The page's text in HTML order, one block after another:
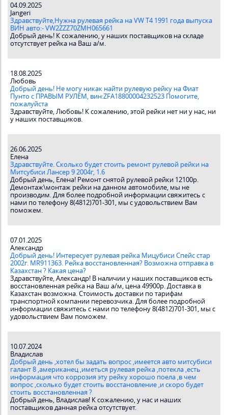
04.09.2025
Jangeri
Здравствуйте,Нужна рулевая рейка на VW T4 1991 года выпуска
ВИН авто:- VW2ZZZ70ZMH065661
Добрый день! К сожалению, у наших поставщиков на складе
отсутствует рейка на Ваш а/м.
18.08.2025
Любовь
Добрый день! Не могу никак найти рулевую рейку на Фиат
Пунто с ПРАВЫМ РУЛЕМ, вин:ZFA18800004232523 Помогите,
пожалуйста
Здравствуйте, Любовь! К сожалению, этой рейки нет ни у нас, ни
у наших поставщиков.
26.06.2025
Елена
Здравствуйте. Сколько будет стоить ремонт рулевой рейки на
Митсубиси Лансер 9 2004г, 1.6
Добрый день, Елена! Ремонт снятой рулевой рейки 12100р.
Демонтаж\монтаж рейки на данном автомобиле, мы не
производим. Для более подробной информации свяжитесь с
нами по телефону 8(4812)701-301, мы с удовольствием Вам
поможем.
07.01.2025
Александр
Добрый день! Интересует рулевая рейка Мицубиси Спейс стар
2002г. MR911363. Рейка восстановленная? Возможна отправка в
Казахстан ? Какая цена?
Здравствуйте, Александр! В наличии у наших поставщиков есть
восстановленная рейка на Ваш а/м, цена 49900р. Доставка в
Казахстан возможна. Стоимость доставки по тарифам
транспортной компании перевозчика. Для более подробной
информации свяжитесь с нами по телефону 8(4812)701-301, мы с
удовольствием Вам поможем.
10.07.2024
Владислав
Добрый день ,хотел бы задать вопрос ,имеется авто митсубиси
галант 8 ,американец ,иметься рулевая рейка ,потекла ,есть
информация что коррозия эту рейку хорошо поела ,в чем
вопрос ,сколько будет стоить восстановление ,и скоро будет
стоить восстановленная ?
Добрый день, Владислав! К сожалению, у нас и наших
поставщиков данная рейка отсутствует.